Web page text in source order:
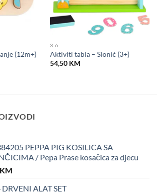
(12m+)
3-6
Aktiviti tabla – Slonić (3+)
54,50 KM
PEPPA PIG KOSILICA SA
/ Pepa Prase kosačica za djecu
KM
ALAT SET